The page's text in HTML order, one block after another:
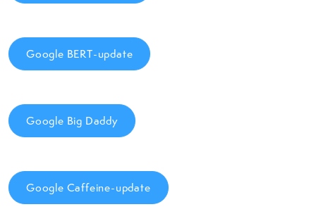
Google BERT-update
Google Big Daddy
Google Caffeine-update